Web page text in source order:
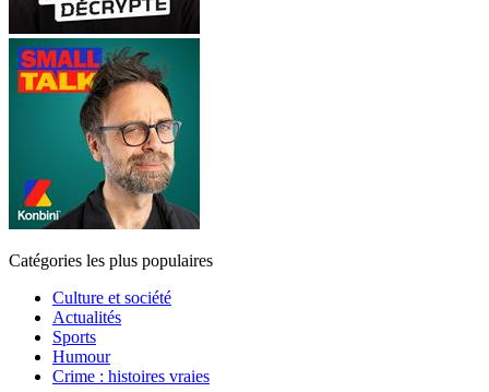
Catégories les plus populaires
Culture et société
Actualités
Sports
Humour
Crime : histoires vraies